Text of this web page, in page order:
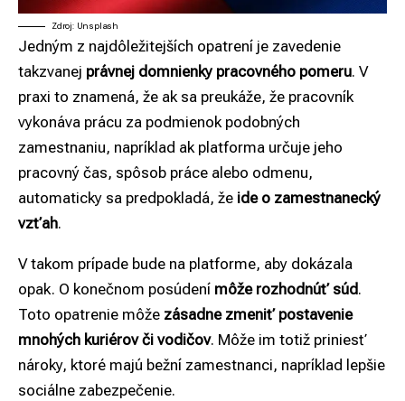
Zdroj: Unsplash
Jedným z najdôležitejších opatrení je zavedenie
takzvanej právnej domnienky pracovného pomeru. V
praxi to znamená, že ak sa preukáže, že pracovník
vykonáva prácu za podmienok podobných
zamestnaniu, napríklad ak platforma určuje jeho
pracovný čas, spôsob práce alebo odmenu,
automaticky sa predpokladá, že ide o zamestnanecký
vzťah.
V takom prípade bude na platforme, aby dokázala
opak. O konečnom posúdení môže rozhodnúť súd.
Toto opatrenie môže zásadne zmeniť postavenie
mnohých kuriérov či vodičov. Môže im totiž priniesť
nároky, ktoré majú bežní zamestnanci, napríklad lepšie
sociálne zabezpečenie.